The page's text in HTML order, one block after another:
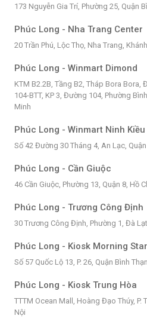
173 Nguyễn Gia Trí, Phường 25, Quận
Phúc Long - Nha Trang Center
20 Trần Phú, Lộc Thọ, Nha Trang,
Phúc Long - Winmart Dimond
KTM B2.2B, Tầng B2, Tháp Bora
104-BTT, KP 3, Đường 104, Phường
Minh
Phúc Long - Winmart Ninh Kiều
Số 42 Đường 30 Tháng 4, An Lạc,
Phúc Long - Cần Giuộc
46 Cần Giuộc, Phường 13, Quận 8, Hồ
Phúc Long - Trương Công Định
30 Trương Công Định, Phường 1, Đà
Phúc Long - Kiosk Morning Star
Số 57 Quốc Lộ 13, P. 26, Quận Bình
Phúc Long - Kiosk Trung Hòa
TTTM Ocean Mall, Hoàng Đạo Thúy, P.
Nội